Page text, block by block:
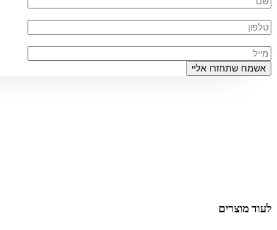
לעוד מוצרים